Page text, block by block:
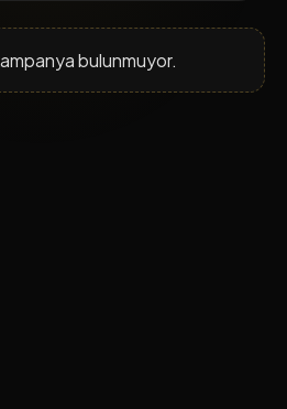
bulunmuyor.